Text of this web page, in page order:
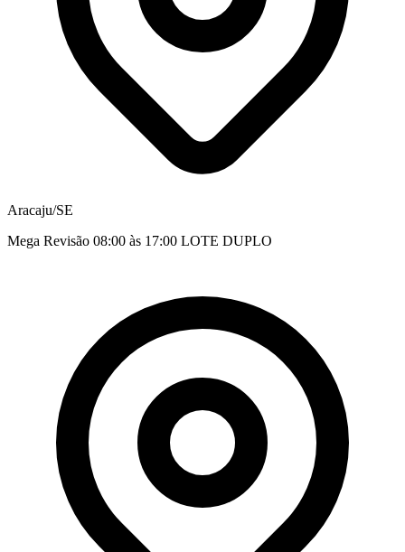
Aracaju/SE
Mega Revisão 08:00 às 17:00 LOTE DUPLO